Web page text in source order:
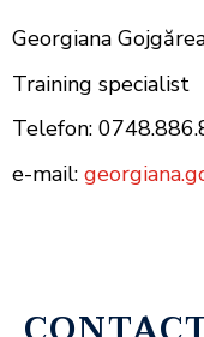
Georgiana
Training specialist
Telefon:
e-mail: